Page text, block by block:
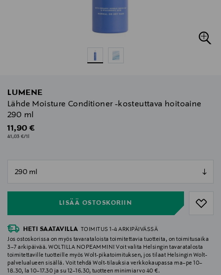
LUMENE
Lähde Moisture Conditioner -kosteuttava hoitoaine
290 ml
Original Price
11,90 €
41,03 €/1l
LISÄÄ OSTOSKORIIN
null
HETI SAATAVILLA
TOIMITUS 1-4 ARKIPÄIVÄSSÄ
Jos ostoskorissa on myös tavarataloista toimitettavia tuotteita, on toimitusaika
3–7 arkipäivää. WOLTILLA NOPEAMMIN! Voit valita Helsingin tavaratalosta
toimitettaville tuotteille myös Wolt-pikatoimituksen, jos tilaat Helsingin Wolt-
palvelualueen sisällä. Voit tehdä Wolt-tilauksia verkkokaupassa ma–pe 10–
18.30, la 10–17.30 ja su 12–16.30, tuotteen minimiarvo 40 €.